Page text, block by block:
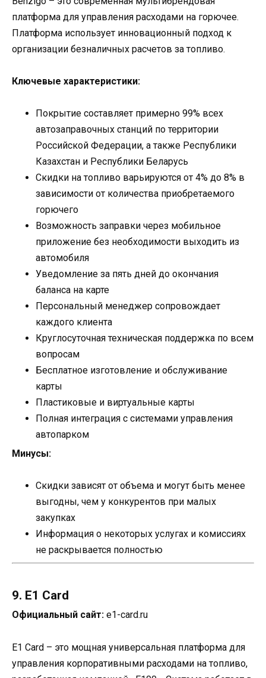
платформа для управления расходами на горючее.
Платформа использует инновационный подход к
организации безналичных расчетов за топливо.
Ключевые характеристики:
Покрытие составляет примерно 99% всех
автозаправочных станций по территории
Российской Федерации, а также Республики
Казахстан и Республики Беларусь
Скидки на топливо варьируются от 4% до 8% в
зависимости от количества приобретаемого
горючего
Возможность заправки через мобильное
приложение без необходимости выходить из
автомобиля
Уведомление за пять дней до окончания
баланса на карте
Персональный менеджер сопровождает
каждого клиента
Круглосуточная техническая поддержка по всем
вопросам
Бесплатное изготовление и обслуживание
карты
Пластиковые и виртуальные карты
Полная интеграция с системами управления
автопарком
Минусы:
Скидки зависят от объема и могут быть менее
выгодны, чем у конкурентов при малых
закупках
Информация о некоторых услугах и комиссиях
не раскрывается полностью
9. E1 Card
Официальный сайт: e1-card.ru
E1 Card – это мощная универсальная платформа для
управления корпоративными расходами на топливо,